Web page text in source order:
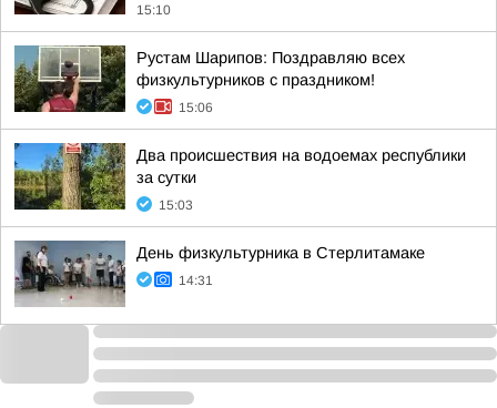
15:10
Рустам Шарипов: Поздравляю всех
физкультурников с праздником!
15:06
Два происшествия на водоемах республики
за сутки
15:03
День физкультурника в Стерлитамаке
14:31